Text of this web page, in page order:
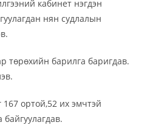
кабинет нэгдэн
нян судлалын
төрөхийн барилга баригдав.
ортой,52 их эмчтэй